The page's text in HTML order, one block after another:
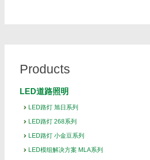
Products
LED道路照明
LED路灯 旭日系列
LED路灯 268系列
LED路灯 小金豆系列
LED模组解决方案 MLA系列